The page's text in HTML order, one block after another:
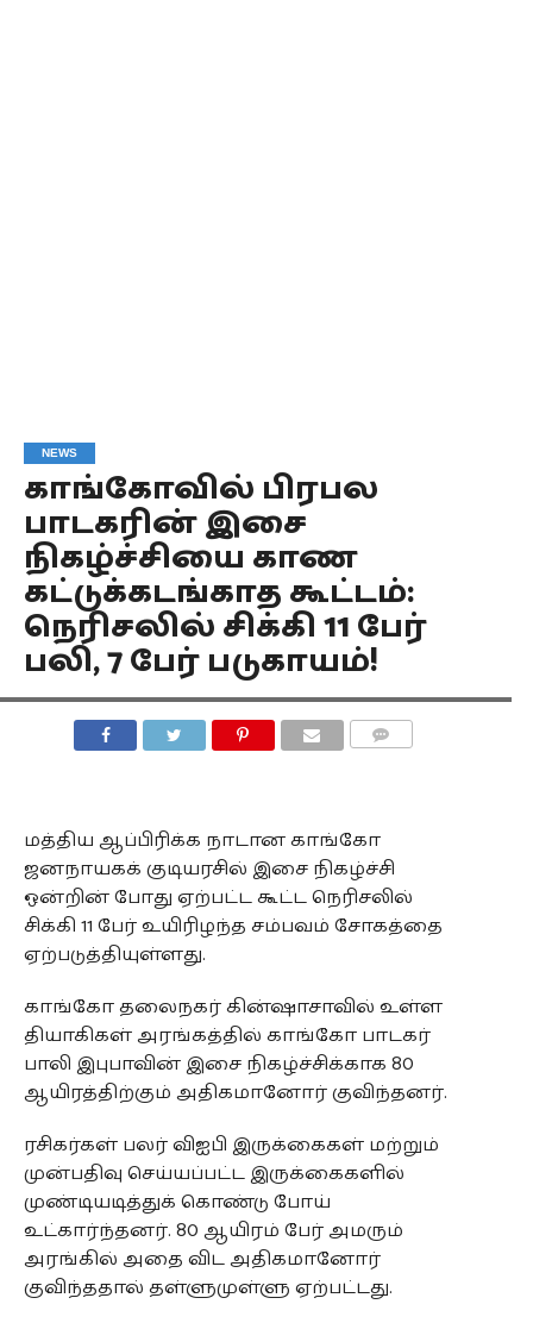
NEWS
காங்கோவில் பிரபல
பாடகரின் இசை
நிகழ்ச்சியை காண
கட்டுக்கடங்காத கூட்டம்:
நெரிசலில் சிக்கி 11 பேர்
பலி, 7 பேர் படுகாயம்!
மத்திய ஆப்பிரிக்க நாடான காங்கோ
ஜனநாயகக் குடியரசில் இசை நிகழ்ச்சி
ஒன்றின் போது ஏற்பட்ட கூட்ட நெரிசலில்
சிக்கி 11 பேர் உயிரிழந்த சம்பவம் சோகத்தை
ஏற்படுத்தியுள்ளது.
காங்கோ தலைநகர் கின்ஷாசாவில் உள்ள
தியாகிகள் அரங்கத்தில் காங்கோ பாடகர்
பாலி இபுபாவின் இசை நிகழ்ச்சிக்காக 80
ஆயிரத்திற்கும் அதிகமானோர் குவிந்தனர்.
ரசிகர்கள் பலர் விஐபி இருக்கைகள் மற்றும்
முன்பதிவு செய்யப்பட்ட இருக்கைகளில்
முண்டியடித்துக் கொண்டு போய்
உட்கார்ந்தனர். 80 ஆயிரம் பேர் அமரும்
அரங்கில் அதை விட அதிகமானோர்
குவிந்ததால் தள்ளுமுள்ளு ஏற்பட்டது.